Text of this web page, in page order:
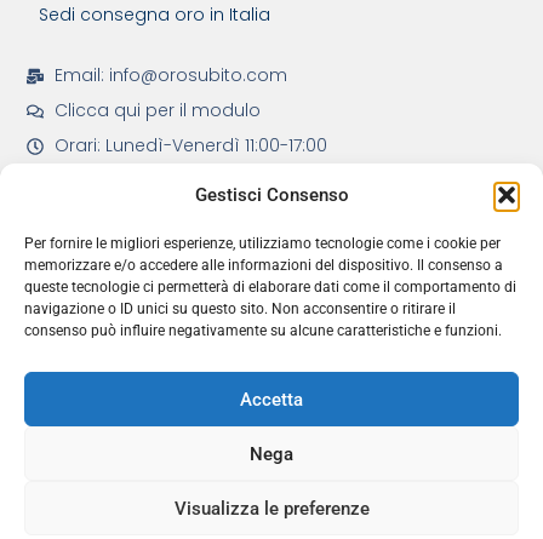
Gestisci Consenso
Per fornire le migliori esperienze, utilizziamo tecnologie come i cookie per
memorizzare e/o accedere alle informazioni del dispositivo. Il consenso a
queste tecnologie ci permetterà di elaborare dati come il comportamento di
navigazione o ID unici su questo sito. Non acconsentire o ritirare il
consenso può influire negativamente su alcune caratteristiche e funzioni.
Accetta
Nega
Visualizza le preferenze
Servizi Principali
Sedi consegna oro in Italia
Email: info@orosubito.com
Clicca qui per il modulo
Orari: Lunedì-Venerdì 11:00-17:00